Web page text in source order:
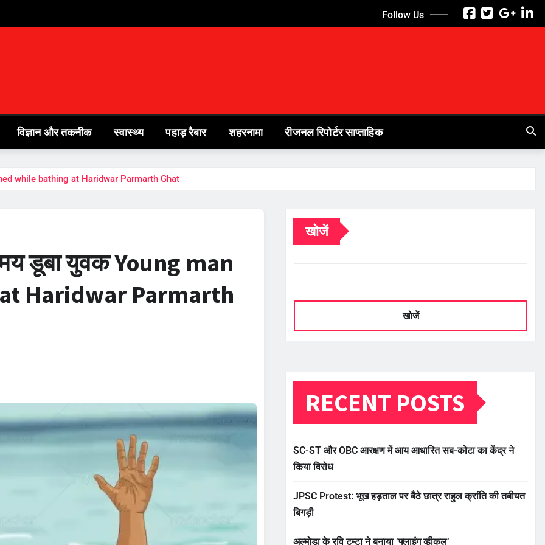
Follow Us
विज्ञान और तकनीक स्वास्थ्य पहाड़ रैबार शहरनामा रीजनल रिपोर्टर साप्ताहिक
while bathing at Haridwar Parmarth Ghat
समय डूबा युवक Young man
Haridwar Parmarth
खोजें
खोजें
RECENT POSTS
SC-ST और OBC आरक्षण में आय आधारित सब-कोटा का केंद्र ने
किया विरोध
JPSC Protest: भूख हड़ताल पर बैठे छात्र राहुल क्रांति की तबीयत
बिगड़ी
अल्मोड़ा के रवि टम्टा ने बनाया ‘फ्लाइंग व्हीकल’